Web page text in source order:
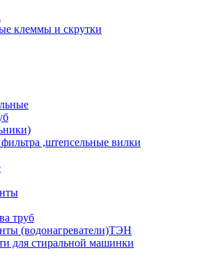
клеммы и скрутки
,штепсельные вилки
труб
(водонагреватели)ТЭН
для стиральной машинки